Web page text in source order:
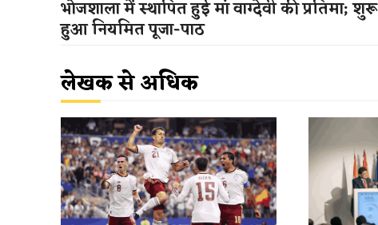
भोजशाला में स्थापित हुई मां वाग्देवी की प्रतिमा; शुरू
हुआ नियमित पूजा-पाठ
लेखक से अधिक